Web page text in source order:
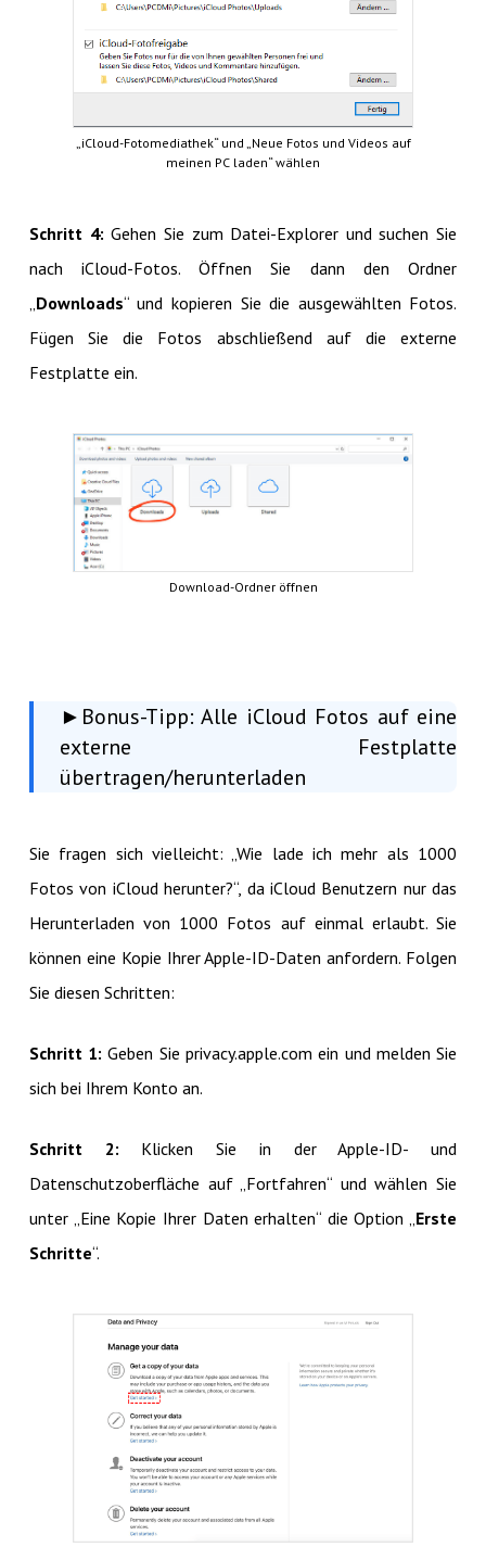
„iCloud-Fotomediathek“ und „Neue Fotos und Videos auf
meinen PC laden“ wählen
Schritt 4:Gehen Sie zum Datei-Explorer und suchen Sie
nach iCloud-Fotos. Öffnen Sie dann den Ordner
„Downloads“ und kopieren Sie die ausgewählten Fotos.
Fügen Sie die Fotos abschließend auf die externe
Festplatte ein.
Download-Ordner öffnen
►Bonus-Tipp: Alle iCloud Fotos auf eine
externe Festplatte
übertragen/herunterladen
Sie fragen sich vielleicht: „Wie lade ich mehr als 1000
Fotos von iCloud herunter?“, da iCloud Benutzern nur das
Herunterladen von 1000 Fotos auf einmal erlaubt. Sie
können eine Kopie Ihrer Apple-ID-Daten anfordern. Folgen
Sie diesen Schritten:
Schritt 1:Geben Sie privacy.apple.com ein und melden Sie
sich bei Ihrem Konto an.
Schritt 2: Klicken Sie in der Apple-ID- und
Datenschutzoberfläche auf „Fortfahren“ und wählen Sie
unter „Eine Kopie Ihrer Daten erhalten“ die Option „ Erste
Schritte“.